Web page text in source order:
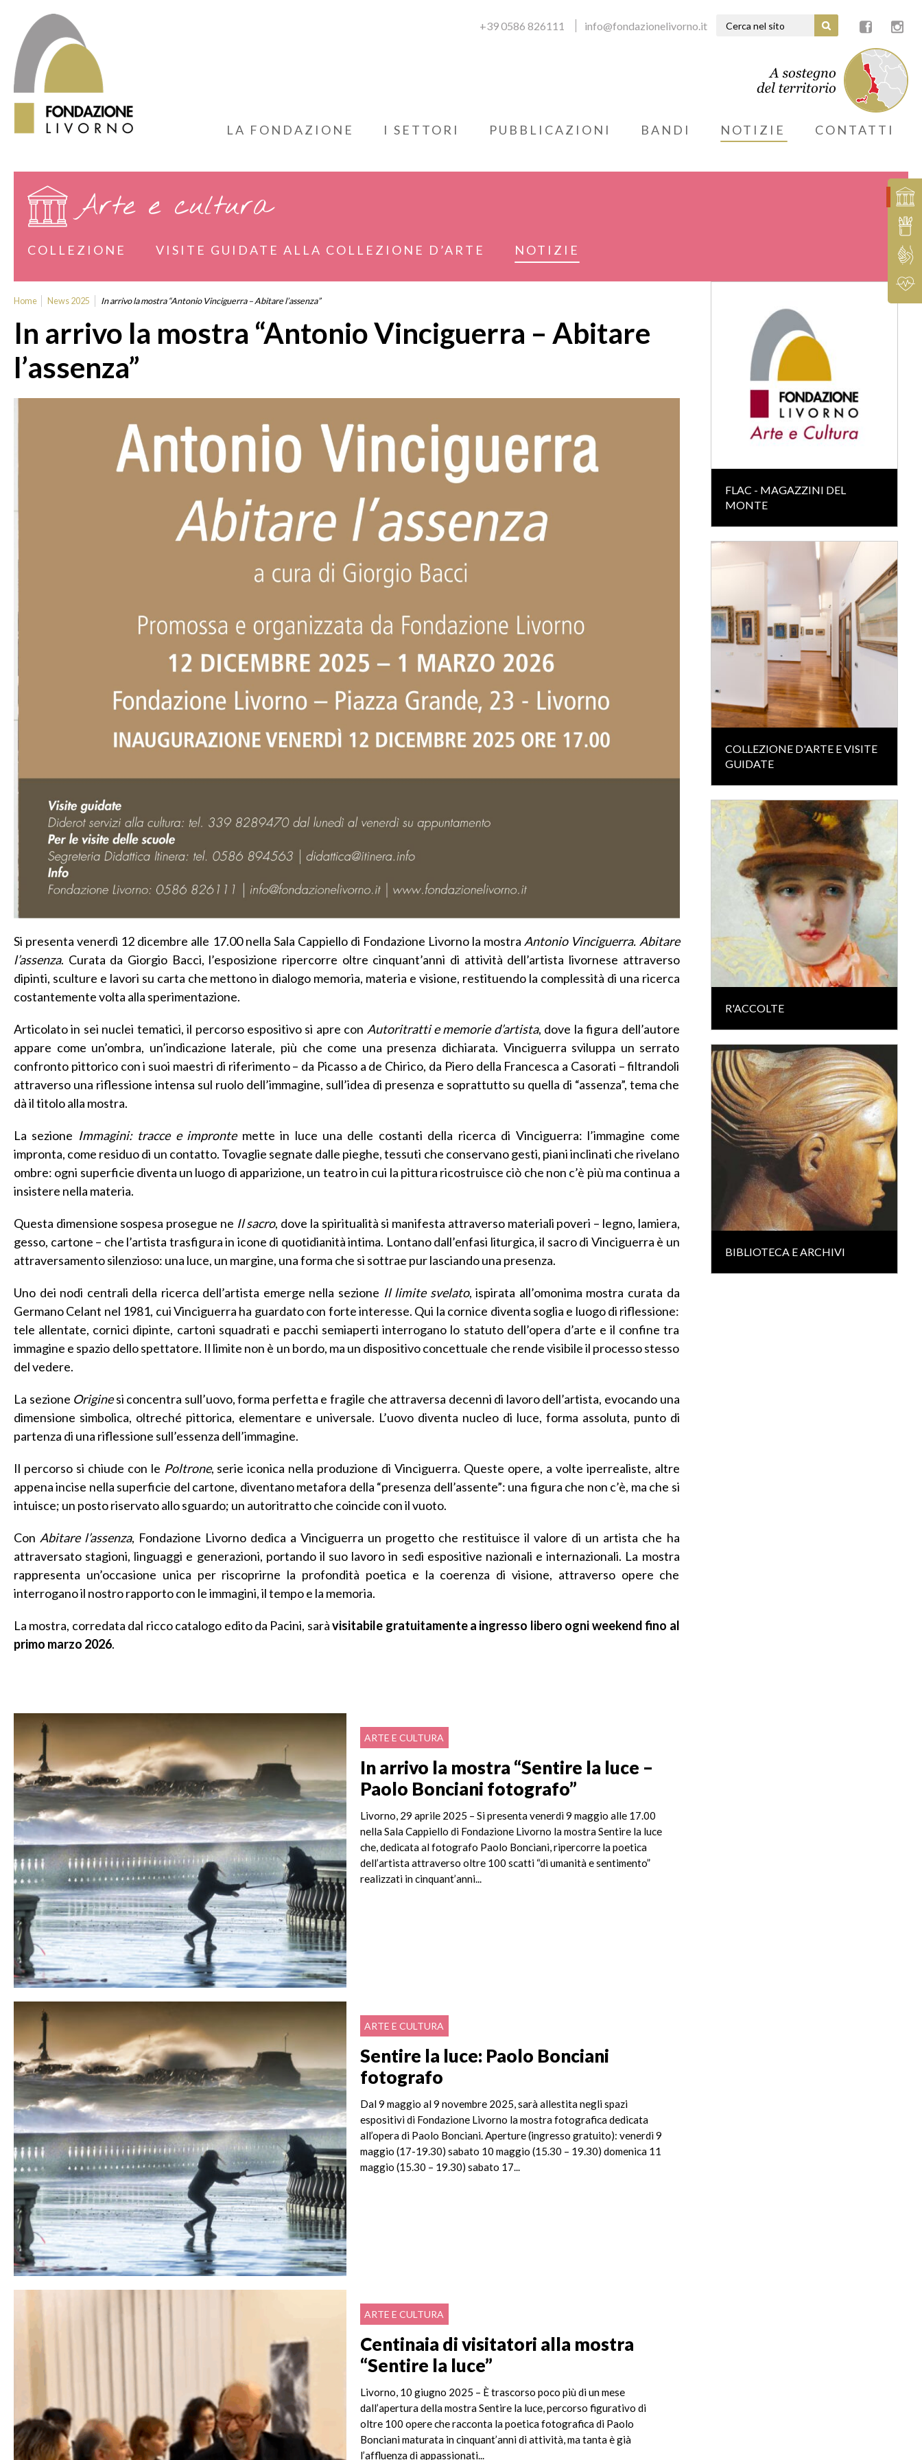
+39 0586 826111 info@fondazionelivorno.it
LA FONDAZIONE I SETTORI PUBBLICAZIONI BANDI NOTIZIE CONTATTI
Arte e cultura
COLLEZIONE VISITE GUIDATE ALLA COLLEZIONE D’ARTE NOTIZIE
Home News 2025 In arrivo la mostra “Antonio Vinciguerra – Abitare l’assenza”
In arrivo la mostra “Antonio Vinciguerra – Abitare
l’assenza”
Si presenta venerdì 12 dicembre alle 17.00 nella Sala Cappiello di Fondazione Livorno la mostra Antonio Vinciguerra. Abitare
l’assenza. Curata da Giorgio Bacci, l’esposizione ripercorre oltre cinquant’anni di attività dell’artista livornese attraverso
dipinti, sculture e lavori su carta che mettono in dialogo memoria, materia e visione, restituendo la complessità di una ricerca
costantemente volta alla sperimentazione.
Articolato in sei nuclei tematici, il percorso espositivo si apre con Autoritratti e memorie d’artista, dove la figura dell’autore
appare come un’ombra, un’indicazione laterale, più che come una presenza dichiarata. Vinciguerra sviluppa un serrato
confronto pittorico con i suoi maestri di riferimento – da Picasso a de Chirico, da Piero della Francesca a Casorati – filtrandoli
attraverso una riflessione intensa sul ruolo dell’immagine, sull’idea di presenza e soprattutto su quella di “assenza”, tema che
dà il titolo alla mostra.
La sezione Immagini: tracce e improntemette in luce una delle costanti della ricerca di Vinciguerra: l’immagine come
impronta, come residuo di un contatto. Tovaglie segnate dalle pieghe, tessuti che conservano gesti, piani inclinati che rivelano
ombre: ogni superficie diventa un luogo di apparizione, un teatro in cui la pittura ricostruisce ciò che non c’è più ma continua a
insistere nella materia.
Questa dimensione sospesa prosegue ne Il sacro, dove la spiritualità si manifesta attraverso materiali poveri – legno, lamiera,
gesso, cartone – che l’artista trasfigura in icone di quotidianità intima. Lontano dall’enfasi liturgica, il sacro di Vinciguerra è un
attraversamento silenzioso: una luce, un margine, una forma che si sottrae pur lasciando una presenza.
Uno dei nodi centrali della ricerca dell’artista emerge nella sezione Il limite svelato, ispirata all’omonima mostra curata da
Germano Celant nel 1981, cui Vinciguerra ha guardato con forte interesse. Qui la cornice diventa soglia e luogo di riflessione:
tele allentate, cornici dipinte, cartoni squadrati e pacchi semiaperti interrogano lo statuto dell’opera d’arte e il confine tra
immagine e spazio dello spettatore. Il limite non è un bordo, ma un dispositivo concettuale che rende visibile il processo stesso
del vedere.
La sezione Originesi concentra sull’uovo, forma perfetta e fragile che attraversa decenni di lavoro dell’artista, evocando una
dimensione simbolica, oltreché pittorica, elementare e universale. L’uovo diventa nucleo di luce, forma assoluta, punto di
partenza di una riflessione sull’essenza dell’immagine.
Il percorso si chiude con le Poltrone, serie iconica nella produzione di Vinciguerra. Queste opere, a volte iperrealiste, altre
appena incise nella superficie del cartone, diventano metafora della “presenza dell’assente”: una figura che non c’è, ma che si
intuisce; un posto riservato allo sguardo; un autoritratto che coincide con il vuoto.
Con Abitare l’assenza, Fondazione Livorno dedica a Vinciguerra un progetto che restituisce il valore di un artista che ha
attraversato stagioni, linguaggi e generazioni, portando il suo lavoro in sedi espositive nazionali e internazionali. La mostra
rappresenta un’occasione unica per riscoprirne la profondità poetica e la coerenza di visione, attraverso opere che
interrogano il nostro rapporto con le immagini, il tempo e la memoria.
La mostra, corredata dal ricco catalogo edito da Pacini, saràvisitabile gratuitamente a ingresso libero ogni weekend fino al
primo marzo 2026.
ARTE E CULTURA
In arrivo la mostra “Sentire la luce –
Paolo Bonciani fotografo”
Livorno, 29 aprile 2025 – Si presenta venerdì 9 maggio alle 17.00
nella Sala Cappiello di Fondazione Livorno la mostra Sentire la luce
che, dedicata al fotografo Paolo Bonciani, ripercorre la poetica
dell’artista attraverso oltre 100 scatti “di umanità e sentimento”
realizzati in cinquant’anni...
ARTE E CULTURA
Sentire la luce: Paolo Bonciani
fotografo
Dal 9 maggio al 9 novembre 2025, sarà allestita negli spazi
espositivi di Fondazione Livorno la mostra fotografica dedicata
all’opera di Paolo Bonciani. Aperture (ingresso gratuito): venerdì 9
maggio (17-19.30) sabato 10 maggio (15.30 – 19.30) domenica 11
maggio (15.30 – 19.30) sabato 17...
ARTE E CULTURA
Centinaia di visitatori alla mostra
“Sentire la luce”
Livorno, 10 giugno 2025 – È trascorso poco più di un mese
dall’apertura della mostra Sentire la luce, percorso figurativo di
oltre 100 opere che racconta la poetica fotografica di Paolo
Bonciani maturata in cinquant’anni di attività, ma tanta è già
l’affluenza di appassionati...
FLAC - MAGAZZINI DEL
MONTE
COLLEZIONE D'ARTE E VISITE
GUIDATE
R'ACCOLTE
BIBLIOTECA E ARCHIVI